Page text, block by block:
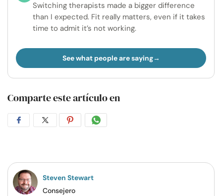
Switching therapists made a bigger difference
than I expected. Fit really matters, even if it takes
time to admit it’s not working.
See what people are saying
Comparte este artículo en
CompartirCompartirCompartirCompartir
Steven Stewart
Consejero